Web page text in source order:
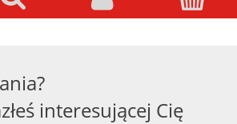
interesującej Cię